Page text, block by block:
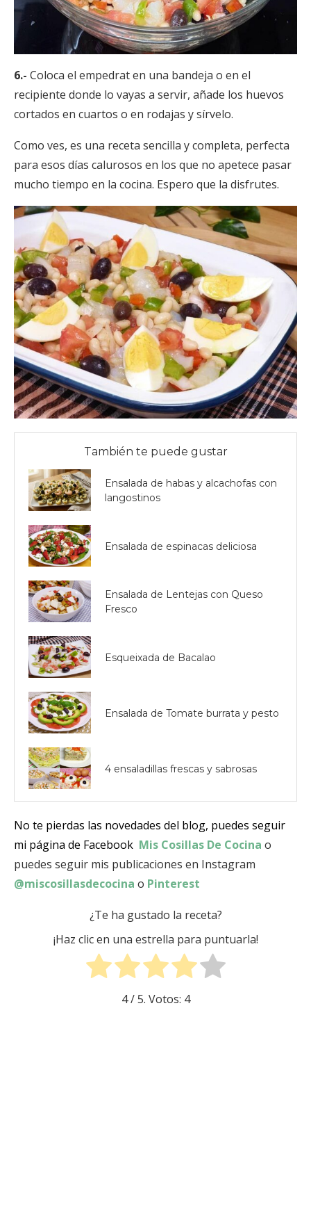
6.- Coloca el empedrat en una bandeja o en el
recipiente donde lo vayas a servir, añade los huevos
cortados en cuartos o en rodajas y sírvelo.
Como ves, es una receta sencilla y completa, perfecta
para esos días calurosos en los que no apetece pasar
mucho tiempo en la cocina. Espero que la disfrutes.
También te puede gustar
Ensalada de habas y alcachofas con
langostinos
Ensalada de espinacas deliciosa
Ensalada de Lentejas con Queso
Fresco
Esqueixada de Bacalao
Ensalada de Tomate burrata y pesto
4 ensaladillas frescas y sabrosas
No te pierdas las novedades del blog, puedes seguir
mi página de Facebook Mis Cosillas De Cocina o
puedes seguir mis publicaciones en Instagram
@miscosillasdecocina o Pinterest
¿Te ha gustado la receta?
¡Haz clic en una estrella para puntuarla!
4/ 5. Votos: 4